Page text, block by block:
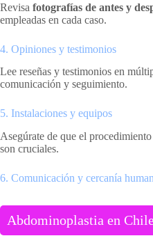
Revisa fotografías de antes y
empleadas en cada caso.
4. Opiniones y testimonios
Lee reseñas y testimonios en
comunicación y seguimiento.
5. Instalaciones y equipos
Asegúrate de que el
son cruciales.
6. Comunicación y cercanía
Abdominoplastia en